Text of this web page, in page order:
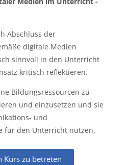
Abschluss der
digitale Medien
sinnvoll in den Unterricht
kritisch reflektieren.
Bildungsressourcen zu
und einzusetzen und sie
und
für den Unterricht nutzen.
Kurs zu betreten